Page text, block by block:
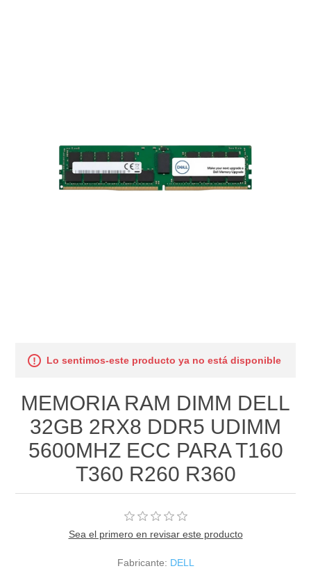
Lo sentimos-este producto ya no está disponible
MEMORIA RAM DIMM DELL
32GB 2RX8 DDR5 UDIMM
5600MHZ ECC PARA T160
T360 R260 R360
Sea el primero en revisar este producto
Fabricante: DELL